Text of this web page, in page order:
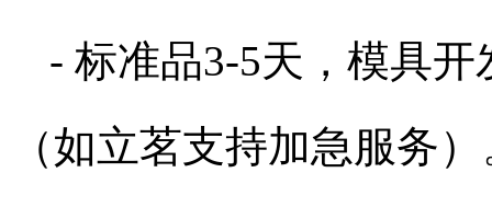
- 标准品3-5天，模具
（如立茗支持加急服务